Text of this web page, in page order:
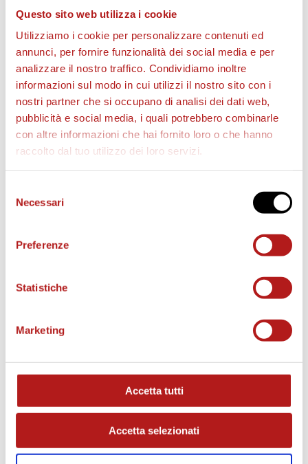
Questo sito web utilizza i cookie
Utilizziamo i cookie per personalizzare contenuti ed
annunci, per fornire funzionalità dei social media e per
analizzare il nostro traffico. Condividiamo inoltre
informazioni sul modo in cui utilizzi il nostro sito con i
nostri partner che si occupano di analisi dei dati web,
pubblicità e social media, i quali potrebbero combinarle
con altre informazioni che hai fornito loro o che hanno
raccolto dal tuo utilizzo dei loro servizi.
delNecessari
Preferenze
Statistiche
Marketing
Accetta tutti
Accetta selezionati
BIGLIETTI
AS CITTADELLA STORE